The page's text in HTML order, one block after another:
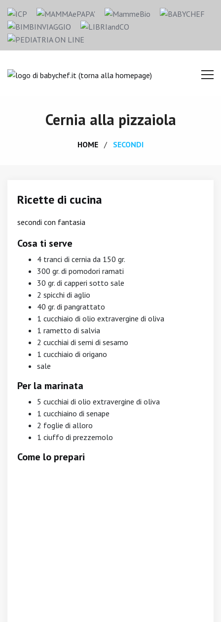
Cernia alla pizzaiola
HOME SECONDI
Ricette di cucina
secondi con fantasia
Cosa ti serve
4 tranci di cernia da 150 gr.
300 gr. di pomodori ramati
30 gr. di capperi sotto sale
2 spicchi di aglio
40 gr. di pangrattato
1 cucchiaio di olio extravergine di oliva
1 rametto di salvia
2 cucchiai di semi di sesamo
1 cucchiaio di origano
sale
Per la marinata
5 cucchiai di olio extravergine di oliva
1 cucchiaino di senape
2 foglie di alloro
1 ciuffo di prezzemolo
Come lo prepari